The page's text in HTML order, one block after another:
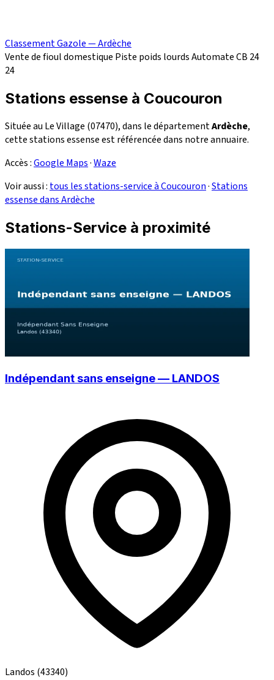
Classement Gazole — Ardèche
Vente de fioul domestique Piste poids lourdsAutomate CB 24
24
Stations essense à Coucouron
Située au Le Village (07470), dans le départementArdèche,
cette stations essense est référencée dans notre annuaire.
Accès :Google Maps·Waze
Voir aussi : tous les stations-service à Coucouron·Stations
essense dans Ardèche
Stations-Service à proximité
Indépendant sans enseigne — LANDOS
Landos (43340)